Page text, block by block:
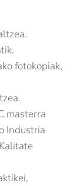
fotokopiak,
masterra
Industria